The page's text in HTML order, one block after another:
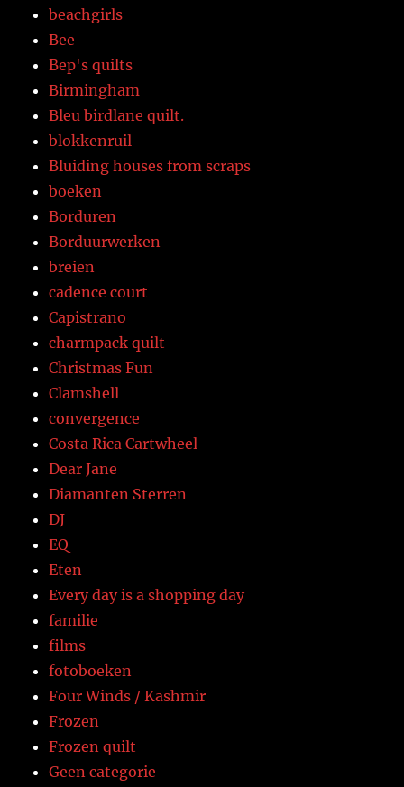
beachgirls
Bee
Bep's quilts
Birmingham
Bleu birdlane quilt.
blokkenruil
Bluiding houses from scraps
boeken
Borduren
Borduurwerken
breien
cadence court
Capistrano
charmpack quilt
Christmas Fun
Clamshell
convergence
Costa Rica Cartwheel
Dear Jane
Diamanten Sterren
DJ
EQ
Eten
Every day is a shopping day
familie
films
fotoboeken
Four Winds / Kashmir
Frozen
Frozen quilt
Geen categorie